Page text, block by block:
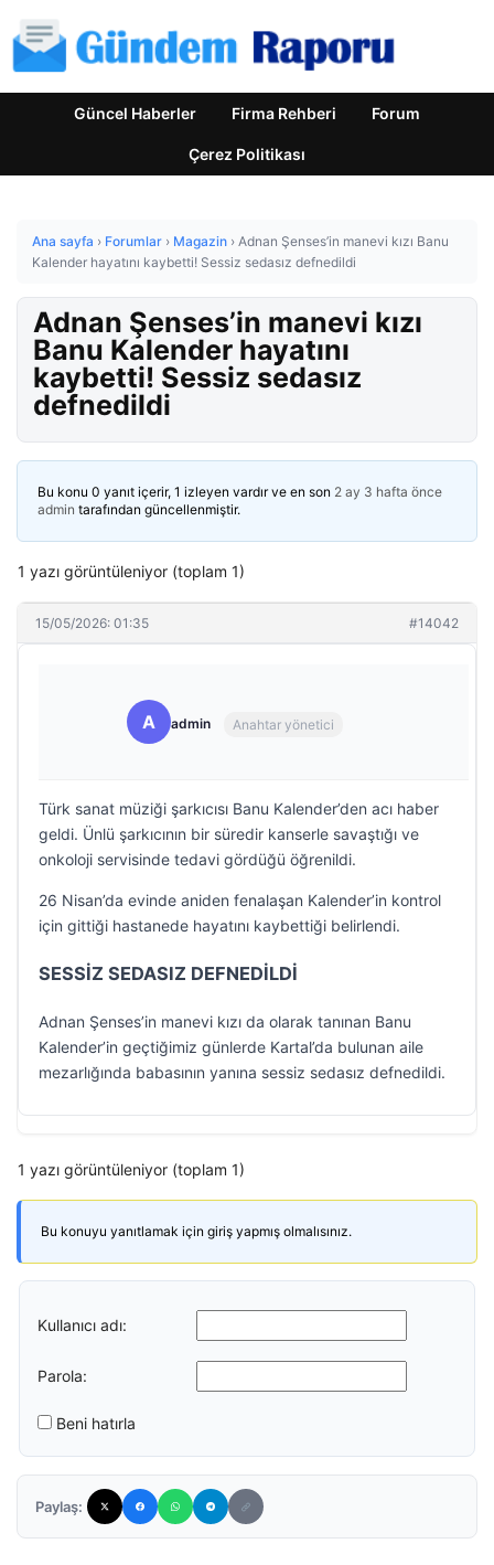
Güncel Haberler Firma Rehberi Forum
Çerez Politikası
Ana sayfa › Forumlar › Magazin › Adnan Şenses’in manevi kızı Banu
Kalender hayatını kaybetti! Sessiz sedasız defnedildi
Adnan Şenses’in manevi kızı
Banu Kalender hayatını
kaybetti! Sessiz sedasız
defnedildi
Bu konu 0 yanıt içerir, 1 izleyen vardır ve en son 2 ay 3 hafta önce
admin tarafından güncellenmiştir.
1 yazı görüntüleniyor (toplam 1)
15/05/2026: 01:35 #14042
A admin Anahtar yönetici
Türk sanat müziği şarkıcısı Banu Kalender’den acı haber
geldi. Ünlü şarkıcının bir süredir kanserle savaştığı ve
onkoloji servisinde tedavi gördüğü öğrenildi.
26 Nisan’da evinde aniden fenalaşan Kalender’in kontrol
için gittiği hastanede hayatını kaybettiği belirlendi.
SESSİZ SEDASIZ DEFNEDİLDİ
Adnan Şenses’in manevi kızı da olarak tanınan Banu
Kalender’in geçtiğimiz günlerde Kartal’da bulunan aile
mezarlığında babasının yanına sessiz sedasız defnedildi.
1 yazı görüntüleniyor (toplam 1)
Bu konuyu yanıtlamak için giriş yapmış olmalısınız.
Kullanıcı adı:
Parola:
Beni hatırla
Paylaş: